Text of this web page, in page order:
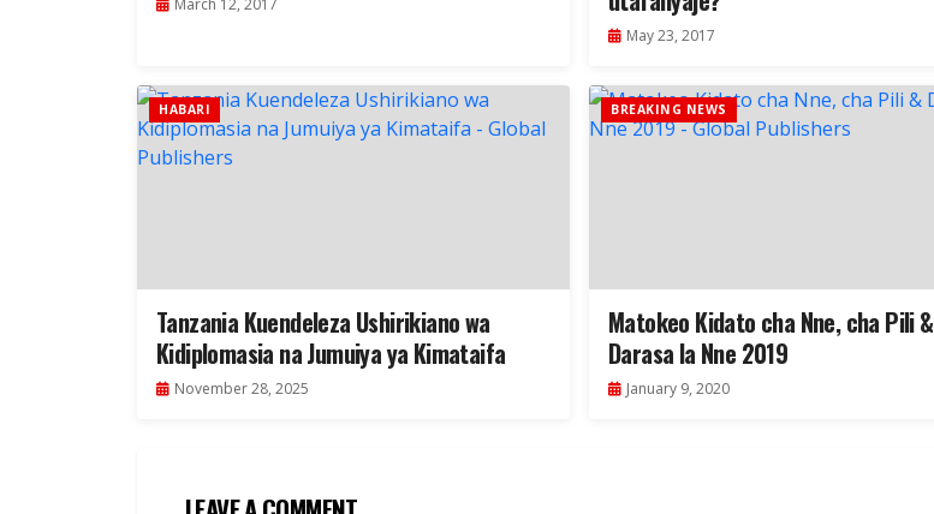
March 12, 2017
May 23, 2017
HABARI
Tanzania Kuendeleza Ushirikiano wa
Kidiplomasia na Jumuiya ya Kimataifa
November 28, 2025
BREAKING NEWS
Matokeo Kidato cha Nne, cha Pili &
Darasa la Nne 2019
January 9, 2020